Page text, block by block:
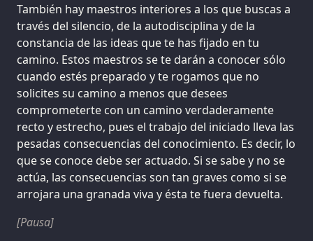
También hay maestros interiores a los que buscas a
través del silencio, de la autodisciplina y de la
constancia de las ideas que te has fijado en tu
camino. Estos maestros se te darán a conocer sólo
cuando estés preparado y te rogamos que no
solicites su camino a menos que desees
comprometerte con un camino verdaderamente
recto y estrecho, pues el trabajo del iniciado lleva las
pesadas consecuencias del conocimiento. Es decir, lo
que se conoce debe ser actuado. Si se sabe y no se
actúa, las consecuencias son tan graves como si se
arrojara una granada viva y ésta te fuera devuelta.
[Pausa]